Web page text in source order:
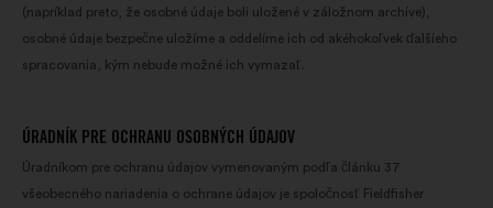
(napríklad preto, že osobné údaje boli uložené v záložnom archíve),
osobné údaje bezpečne uložíme a oddelíme ich od akéhokoľvek ďalšieho
spracovania, kým nebude možné ich vymazať.
ÚRADNÍK PRE OCHRANU OSOBNÝCH ÚDAJOV
Úradníkom pre ochranu údajov vymenovaným podľa článku 37
všeobecného nariadenia o ochrane údajov je spoločnosť Fieldfisher